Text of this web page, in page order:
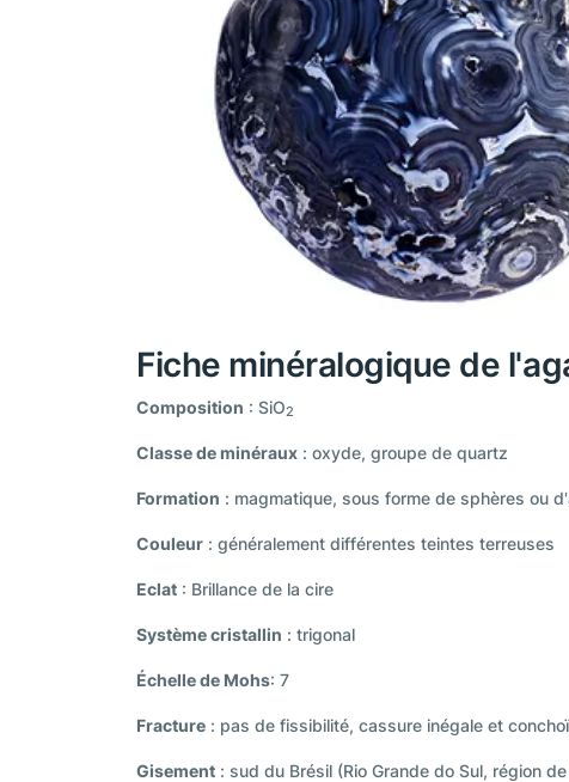
Fiche minéralogique de
Composition : SiO2
Classe de minéraux : oxyde, groupe de quartz
Formation : magmatique, sous forme de sphères ou
Couleur : généralement différentes teintes terreuses
Eclat : Brillance de la cire
Système cristallin : trigonal
Échelle de Mohs: 7
Fracture : pas de fissibilité, cassure inégale et
Gisement : sud du Brésil (Rio Grande do Sul, région